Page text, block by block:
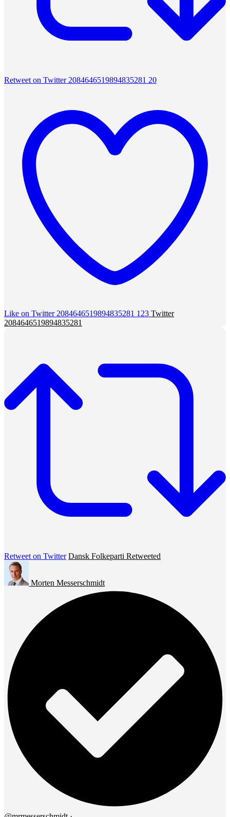
Retweet on Twitter 2084646519894835281 20
Like on Twitter 2084646519894835281 123 Twitter
2084646519894835281
Retweet on Twitter Dansk Folkeparti Retweeted
Morten Messerschmidt